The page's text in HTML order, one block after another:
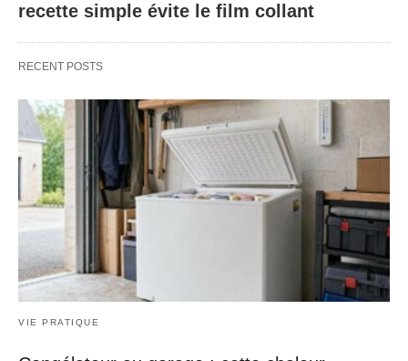
recette simple évite le film collant
RECENT POSTS
VIE PRATIQUE